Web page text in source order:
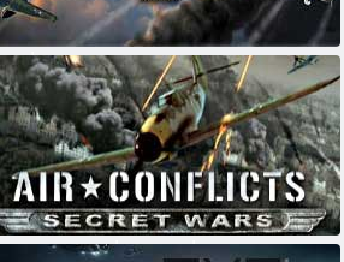
הימל
לופט קאַנפליקץ: סעקרעט